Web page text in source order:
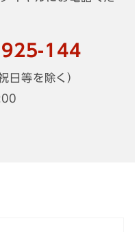
144
等を除く）